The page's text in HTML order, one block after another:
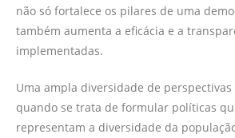
não só fortalece os pilares de uma
também aumenta a eficácia e a
implementadas.
Uma ampla diversidade de
quando se trata de formular políticas
representam a diversidade da